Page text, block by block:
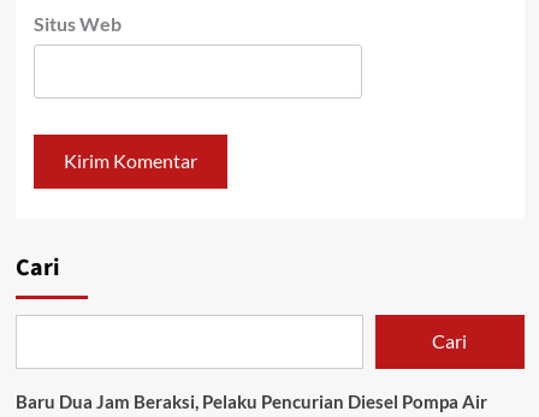
Situs Web
Cari
Cari
Baru Dua Jam Beraksi, Pelaku Pencurian Diesel Pompa Air